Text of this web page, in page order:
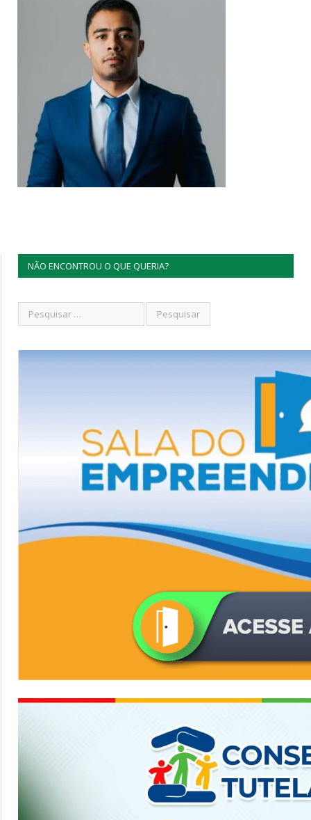
NÃO ENCONTROU O QUE QUERIA?